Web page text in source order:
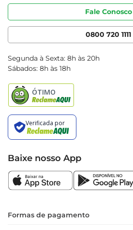
Portal do fornecedor
Cencosud Media
Código de ética
Serviços
Clube Bretas
Blog Bretas
Black Friday
Fale Conosco
0800 720 1111
Segunda à Sexta: 8h às 20h
Sábados: 8h às 18h
Baixe nosso App
Formas de pagamento